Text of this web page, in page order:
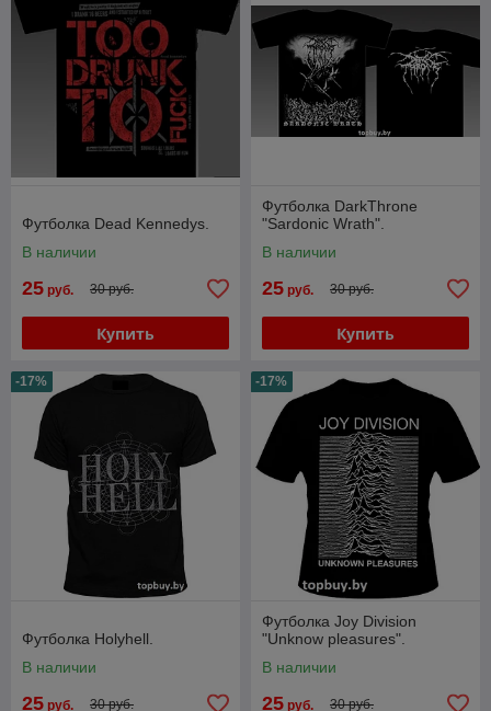
Футболка Dead Kennedys.
В наличии
25 руб. 30 руб.
Купить
Футболка DarkThrone
"Sardonic Wrath".
В наличии
25 руб. 30 руб.
Купить
-17%
Футболка Holyhell.
В наличии
25 руб. 30 руб.
-17%
Футболка Joy Division
"Unknow pleasures".
В наличии
25 руб. 30 руб.